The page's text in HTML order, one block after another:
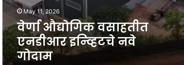
May 11, 2026
वेर्णा औद्योगिक वसाहतीत
एनडीआर इन्व्हिटचे नवे
गोदाम